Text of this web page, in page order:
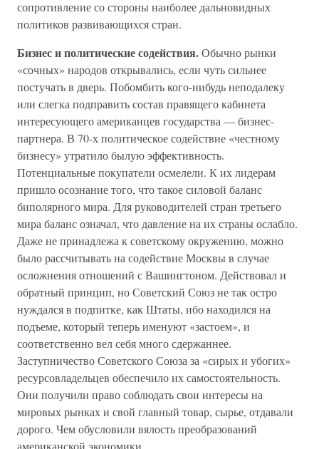
сопротивление со стороны наиболее дальновидных
политиков развивающихся стран.
Бизнес и политические содействия.Обычно рынки
«сочных» народов открывались, если чуть сильнее
постучать в дверь. Побомбить кого-нибудь неподалеку
или слегка подправить состав правящего кабинета
интересующего американцев государства — бизнес-
партнера. В 70-х политическое содействие «честному
бизнесу» утратило былую эффективность.
Потенциальные покупатели осмелели. К их лидерам
пришло осознание того, что такое силовой баланс
биполярного мира. Для руководителей стран третьего
мира баланс означал, что давление на их страны ослабло.
Даже не принадлежа к советскому окружению, можно
было рассчитывать на содействие Москвы в случае
осложнения отношений с Вашингтоном. Действовал и
обратный принцип, но Советский Союз не так остро
нуждался в подпитке, как Штаты, ибо находился на
подъеме, который теперь именуют «застоем», и
соответственно вел себя много сдержаннее.
Заступничество Советского Союза за «сирых и убогих»
ресурсовладельцев обеспечило их самостоятельность.
Они получили право соблюдать свои интересы на
мировых рынках и свой главный товар, сырье, отдавали
дорого. Чем обусловили вялость преобразований
американской экономики.